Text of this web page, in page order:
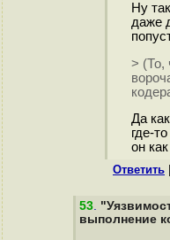
Ну
даже
> (То,
Да
где-
он
Ответить
53.
выполнение